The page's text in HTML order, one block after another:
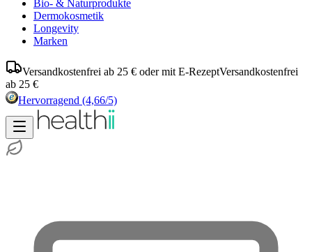
Bio- & Naturprodukte
Dermokosmetik
Longevity
Marken
Versandkostenfrei ab 25 € oder mit E-RezeptVersandkostenfrei
ab 25 €
Hervorragend (4,66/5)